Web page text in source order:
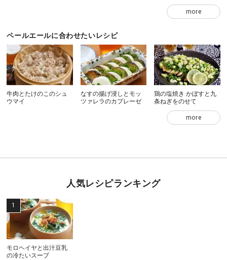
more
ペールエールに合わせたいレシピ
牛肉とたけのこのシュ
ウマイ
なすの揚げ浸しとモッ
ツァレラのカプレーゼ
鶏の塩焼き かぼすと九
条ねぎをのせて
more
人気レシピランキング
モロヘイヤと出汁豆乳
の冷たいスープ